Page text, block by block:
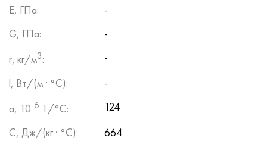
Е, ГПа:
-
G, ГПа:
-
r, кг/м3:
-
l, Вт/(м · °С):
-
a, 10-6 1/°С:
124
С, Дж/(кг · °С):
664